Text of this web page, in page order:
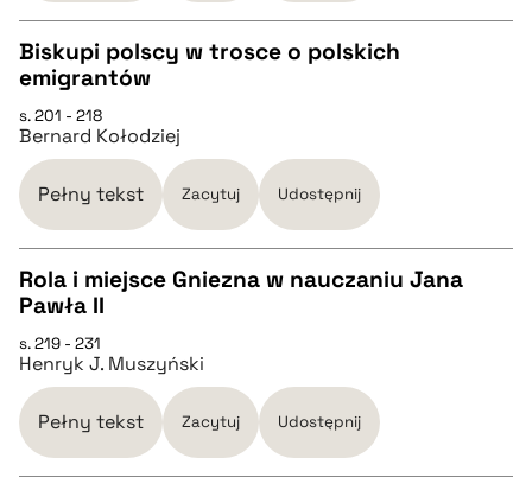
pobierz cytat
CZYSTY TEKST
pobierz cytat
BIBTEX
pobierz cytat
Biskupi polscy w trosce o polskich
emigrantów
s. 201 - 218
Bernard Kołodziej
Pełny tekst Zacytuj Udostępnij
pobierz cytat
BIBTEX
Rola i miejsce Gniezna w nauczaniu Jana
Pawła II
s. 219 - 231
Henryk J. Muszyński
Pełny tekst Zacytuj Udostępnij